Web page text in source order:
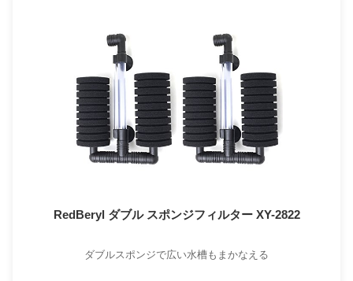
RedBeryl ダブル スポンジフィルター XY-2822
ダブルスポンジで広い水槽もまかなえる